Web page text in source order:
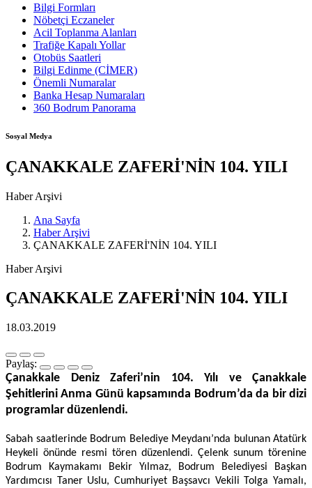
Bilgi Formları
Nöbetçi Eczaneler
Acil Toplanma Alanları
Trafiğe Kapalı Yollar
Otobüs Saatleri
Bilgi Edinme (CİMER)
Önemli Numaralar
Banka Hesap Numaraları
360 Bodrum Panorama
Sosyal Medya
ÇANAKKALE ZAFERİ'NİN 104. YILI
Haber Arşivi
Ana Sayfa
Haber Arşivi
ÇANAKKALE ZAFERİ'NİN 104. YILI
Haber Arşivi
ÇANAKKALE ZAFERİ'NİN 104. YILI
18.03.2019
Paylaş:
Çanakkale Deniz Zaferi’nin 104. Yılı ve Çanakkale
Şehitlerini Anma Günü kapsamında Bodrum’da da bir dizi
programlar düzenlendi.
Sabah saatlerinde Bodrum Belediye Meydanı’nda bulunan Atatürk
Heykeli önünde resmi tören düzenlendi. Çelenk sunum törenine
Bodrum Kaymakamı Bekir Yılmaz, Bodrum Belediyesi Başkan
Yardımcısı Taner Uslu, Cumhuriyet Başsavcı Vekili Tolga Yamalı,